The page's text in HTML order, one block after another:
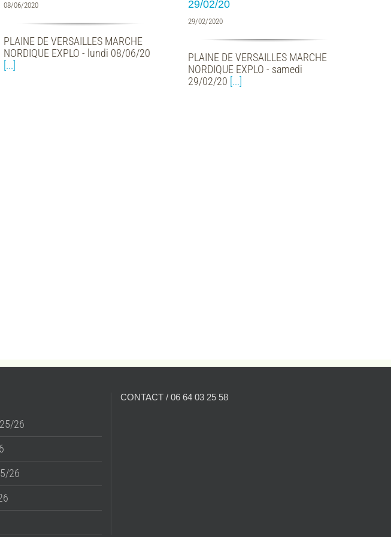
08/06/2020
PLAINE DE VERSAILLES MARCHE
NORDIQUE EXPLO - lundi 08/06/20
[...]
29/02/20
29/02/2020
PLAINE DE VERSAILLES MARCHE
NORDIQUE EXPLO - samedi
29/02/20 [...]
26
26
CONTACT / 06 64 03 25 58